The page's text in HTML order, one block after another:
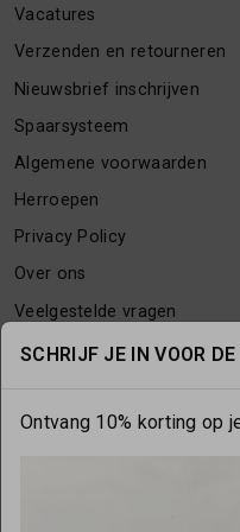
Vacatures
Verzenden en retourneren
Nieuwsbrief inschrijven
Spaarsysteem
Algemene voorwaarden
Herroepen
Privacy Policy
Over ons
Veelgestelde vragen
Contact
OPENINGSTIJDEN
SCHRIJF JE IN VOOR
Ontvang 10% korting op